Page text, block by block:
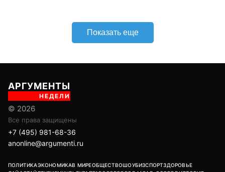
Показать еще
АРГУМЕНТЫ
НЕДЕЛИ
© 2026
Все права защищены
+7 (495) 981-68-36
anonline@argumenti.ru
ПОЛИТИКАЭКОНОМИКАВ МИРЕОБЩЕСТВОШОУБИЗСПОРТЗДОРОВЬЕ